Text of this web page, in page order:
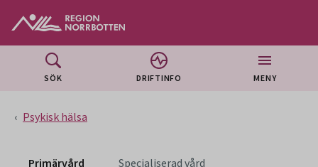
SÖK DRIFTINFO MENY
Psykisk hälsa
Primärvård Specialiserad vård